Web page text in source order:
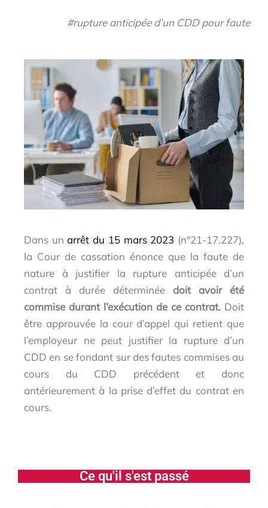
#rupture anticipée d’un CDD pour faute
Dans unarrêt du 15 mars 2023 (n°21-17.227),
la Cour de cassation énonce que la faute de
nature à justifier la rupture anticipée d’un
contrat à durée déterminée doit avoir été
commise durant l’exécution de ce contrat. Doit
être approuvée la cour d’appel qui retient que
l’employeur ne peut justifier la rupture d’un
CDD en se fondant sur des fautes commises au
cours du CDD précédent et donc
antérieurement à la prise d’effet du contrat en
cours.
Ce qu'il s'est passé